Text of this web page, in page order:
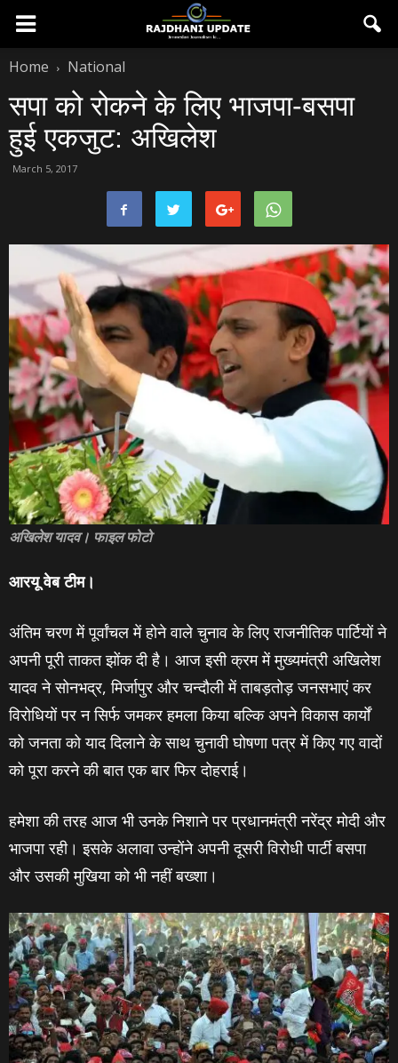
Home National
सपा को रोकने के लिए भाजपा-बसपा
हुई एकजुट: अखिलेश
March 5, 2017
अखिलेश यादव। फाइल फोटो
आरयू वेब टीम।
अंतिम चरण में पूर्वांचल में होने वाले चुनाव के लिए राजनीतिक पार्टियों ने
अपनी पूरी ताकत झोंक दी है। आज इसी क्रम में मुख्‍यमंत्री अखिलेश
यादव ने सोनभद्र, मिर्जापुर और चन्‍दौली में ताबड़तोड़ जनसभाएं कर
विरोधियों पर न सिर्फ जमकर हमला किया बल्कि अपने विकास कार्यों
को जनता को याद दिलाने के साथ चुनावी घोषणा पत्र में किए गए वादों
को पूरा करने की बात एक बार फिर दोहराई।
हमेशा की तरह आज भी उनके निशाने पर प्रधानमंत्री नरेंद्र मोदी और
भाजपा रही। इसके अलावा उन्‍होंने अपनी दूसरी विरोधी पार्टी बसपा
और उसकी मुखिया को भी नहीं बख्‍शा।